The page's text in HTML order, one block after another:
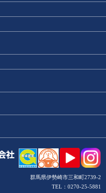
群馬県伊勢崎市三和町2739-2
TEL：0270-25-5881